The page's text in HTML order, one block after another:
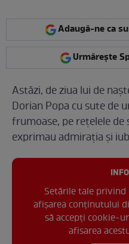
Adaugă-ne ca
Urmărește
Astăzi, de ziua lui de
Dorian Popa cu sute de
frumoase, pe rețelele de
exprimau admirația și
Setările tale
afișarea conținutului
să accepți cookie-
afisarea